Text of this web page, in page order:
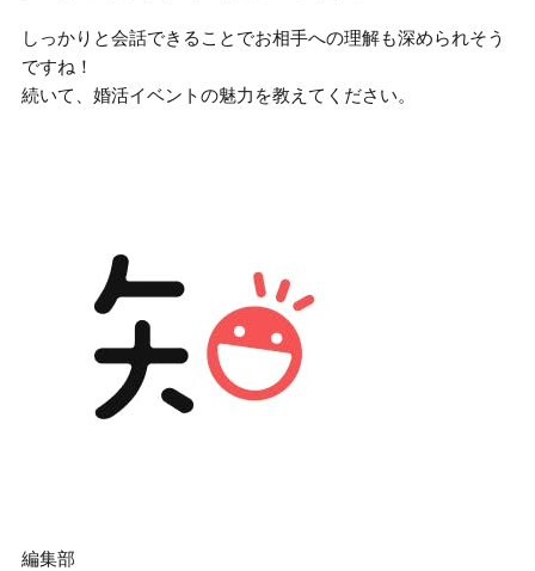
しっかりと会話できることでお相手への理解も深められそう
ですね！
続いて、婚活イベントの魅力を教えてください。
編集部